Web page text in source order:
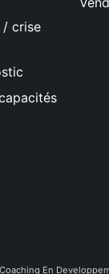
/ crise
Coaching En